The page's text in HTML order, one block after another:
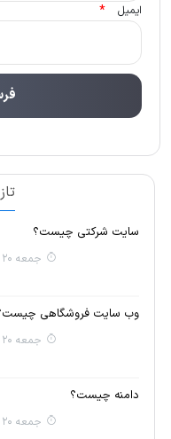
ایمیل *
سایت شرکتی چیست؟
جمعه 20 آبان 1401
وب سایت فروشگاهی
جمعه 20 آبان 1401
دامنه چیست؟
جمعه 20 آبان 1401